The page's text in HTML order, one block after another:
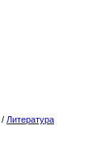
/ Литература